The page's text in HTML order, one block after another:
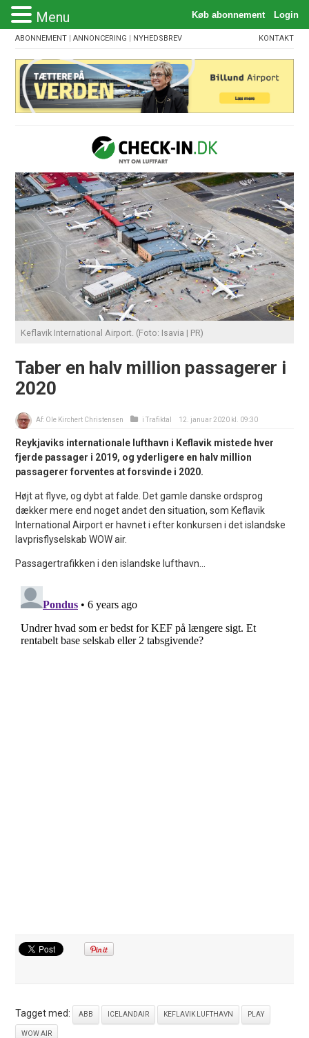
ABONNEMENT |ANNONCERING | NYHEDSBREV KONTAKT
Keflavik International Airport. (Foto: Isavia | PR)
Taber en halv million passagerer i
2020
Af: Ole Kirchert Christensen iTrafiktal 12. januar 2020 kl. 09:30
Reykjaviks internationale lufthavn i Keflavik mistede hver
fjerde passager i 2019, og yderligere en halv million
passagerer forventes at forsvinde i 2020.
Højt at flyve, og dybt at falde. Det gamle danske ordsprog
dækker mere end noget andet den situation, som Keflavik
International Airport er havnet i efter konkursen i det islandske
lavprisflyselskab WOW air.
Passagertrafikken i den islandske lufthavn...
Tagget med: ABB ICELANDAIR KEFLAVIK LUFTHAVN PLAY
WOW AIR
Menu